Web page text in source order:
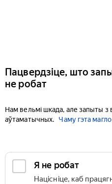
Пацвердзіце, што
не робат
Нам вельмі шкада, але запыты
аўтаматычных.
Чаму гэта
Я не робат
Націсніце, каб